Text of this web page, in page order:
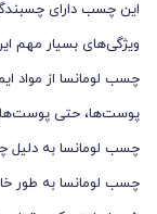
این چسب دارای
ویژگی‌های بسیار مهم
چسب لومانسا از مواد
پوست‌ها، حتی
چسب لومانسا به دلیل
چسب لومانسا به طور